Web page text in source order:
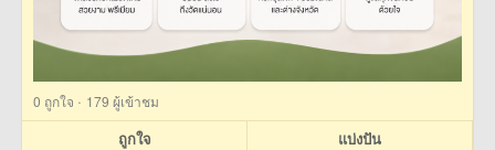
0 ถูกใจ · 179 ผู้เข้าชม
ถูกใจ แบ่งปัน